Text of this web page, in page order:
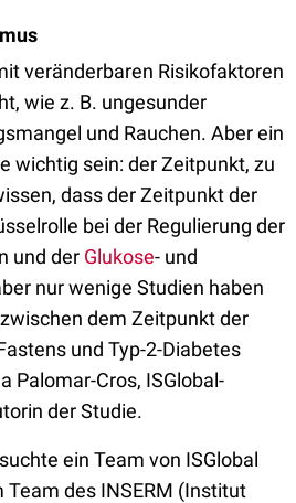
veränderbaren Risikofaktoren
wie z. B. ungesunder
und Rauchen. Aber ein
wichtig sein: der Zeitpunkt, zu
dass der Zeitpunkt der
bei der Regulierung der
und der Glukose- und
nur wenige Studien haben
dem Zeitpunkt der
und Typ-2-Diabetes
Palomar-Cros, ISGlobal-
der Studie.
ein Team von ISGlobal
des INSERM (Institut